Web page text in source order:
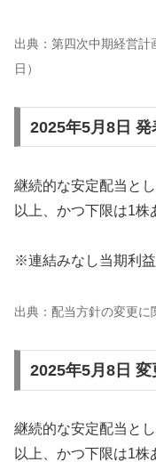
出典：第四次中期経営
日）
2025年5月8日 発
継続的な安定配当と
以上、かつ下限は1株
※連結みなし当期利益
出典：配当方針の変更に
2025年5月8日 変
継続的な安定配当と
以上、かつ下限は1株